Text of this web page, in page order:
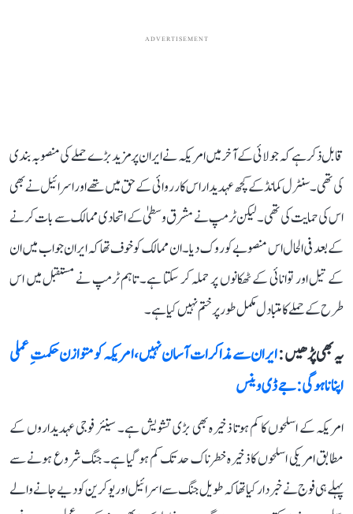
ADVERTISEMENT
قابل ذکر ہے کہ جولائی کے آخر میں امریکہ نے ایران پر مزید بڑے حملے کی منصوبہ بندی
کی تھی۔ سنٹرل کمانڈ کے کچھ عہدیدار اس کارروائی کے حق میں تھے اور اسرائیل نے بھی
اس کی حمایت کی تھی۔ لیکن ٹرمپ نے مشرق وسطیٰ کے اتحادی ممالک سے بات کرنے
کے بعد فی الحال اس منصوبے کو روک دیا۔ ان ممالک کو خوف تھا کہ ایران جواب میں ان
کے تیل اور توانائی کے ٹھکانوں پر حملہ کر سکتا ہے۔ تاہم ٹرمپ نے مستقبل میں اس
طرح کے حملے کا متبادل مکمل طور پر ختم نہیں کیا ہے۔
یہ بھی پڑھیں :ایران سے مذاکرات آسان نہیں، امریکہ کو متوازن حکمتِ عملی
اپنانا ہوگی: جے ڈی وینس
امریکہ کے اسلحوں کا کم ہوتا ذخیرہ بھی بڑی تشویش ہے۔ سینئر فوجی عہدیداروں کے
مطابق امریکی اسلحوں کا ذخیرہ خطرناک حد تک کم ہو گیا ہے۔ جنگ شروع ہونے سے
پہلے ہی فوج نے خبردار کیا تھا کہ طویل جنگ سے اسرائیل اور یوکرین کو دیے جانے والے